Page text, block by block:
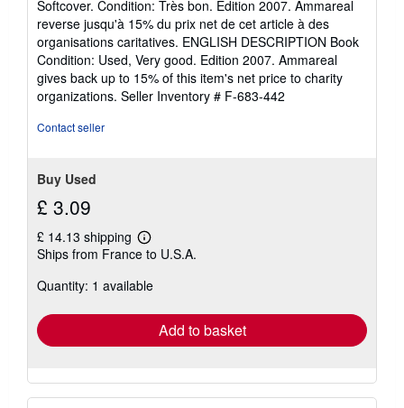
5
out
of
5
stars
Softcover. Condition: Très bon. Edition 2007. Ammareal
reverse jusqu'à 15% du prix net de cet article à des
organisations caritatives. ENGLISH DESCRIPTION Book
Condition: Used, Very good. Edition 2007. Ammareal
gives back up to 15% of this item's net price to charity
organizations. Seller Inventory # F-683-442
Contact seller
Buy Used
£ 3.09
£ 14.13 shipping
Learn
more
shipping
Ships from France to U.S.A.
Quantity: 1 available
Add to basket